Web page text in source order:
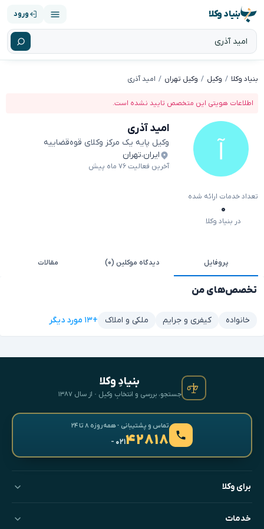
بنیاد وکلا ورود
بنیاد وکلا وکیل وکیل تهران امید آذری
اطلاعات هویتی این متخصص تایید نشده است.
امید آذری
وکیل پایه یک مرکز وکلای قوه‌قضاییه
ایران،تهران
آخرین فعالیت ۷۶ ماه پیش
تعداد خدمات ارائه شده
۰
در بنیاد وکلا
پروفایل دیدگاه موکلین (۰) مقالات
تخصص‌های من
خانواده کیفری و جرایم ملکی و املاک +۱۳ مورد دیگر
بنیادِ وکلا
جستجو، بررسی و انتخابِ وکیل · از سال ۱۳۸۷
تماس و پشتیبانی · همه‌روزه ۸ تا ۲۴
۴۲۸۱۸- ۰۲۱
برای وکلا
خدمات